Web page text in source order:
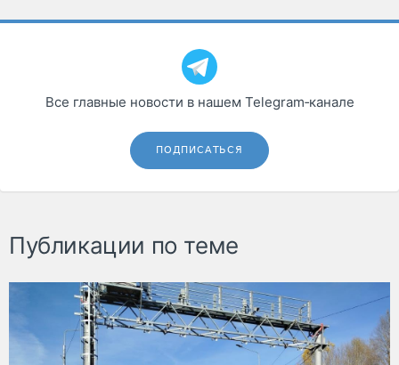
Все главные новости в нашем Telegram‑канале
ПОДПИСАТЬСЯ
Публикации по теме